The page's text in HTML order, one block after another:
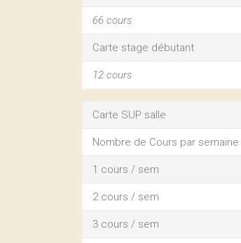
66 cours
Carte stage débutant
12 cours
Carte SUP salle
Nombre de Cours par semaine
1 cours / sem
2 cours / sem
3 cours / sem